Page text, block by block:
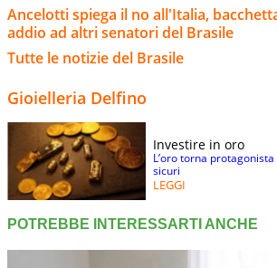
Ancelotti spiega il no all'Italia,
addio ad altri senatori del Brasile
Tutte le notizie del Brasile
Gioielleria Delfino
Investire in oro
L’oro torna
sicuri
LEGGI